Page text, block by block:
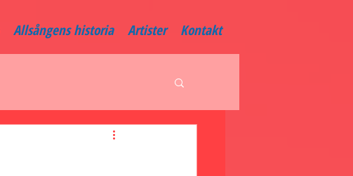
Allsångens historia Artister Kontakt